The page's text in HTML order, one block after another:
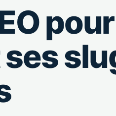
ses